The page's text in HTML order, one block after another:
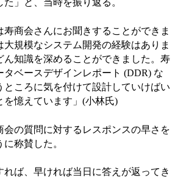
」と、当時を振り返る。
寿商会さんにお聞きすることができま
大規模なシステム開発の経験はありま
ん知識を深めることができました。寿
ベースデザインレポート (DDR) な
ところに気を付けて設計していけばい
を憶えています」(小林氏)
会の質問に対するレスポンスの早さを
称賛した。
れば、早ければ当日に答えが返ってき